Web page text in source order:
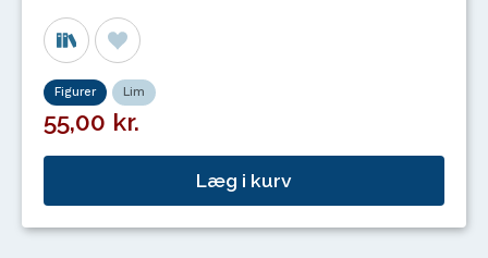
Figurer Lim
55,00 kr.
Læg i kurv